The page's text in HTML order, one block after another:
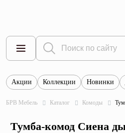
Все товары
Тумбы
Шкафы
Акции Коллекции Новинки
БРВ Мебель Каталог Комоды
Тумба-комод Сиена